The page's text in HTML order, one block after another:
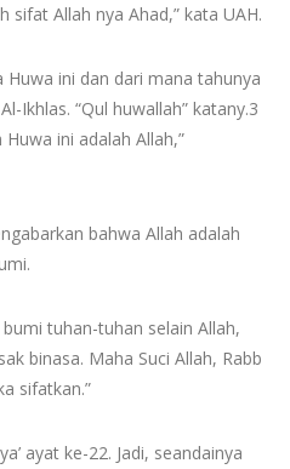
sifat Allah nya Ahad,” kata UAH.
Huwa ini dan dari mana tahunya
Ikhlas. “Qul huwallah” katany.3
ini adalah Allah,”
bahwa Allah adalah
tuhan-tuhan selain Allah,
binasa. Maha Suci Allah, Rabb
sifatkan.”
ayat ke-22. Jadi, seandainya